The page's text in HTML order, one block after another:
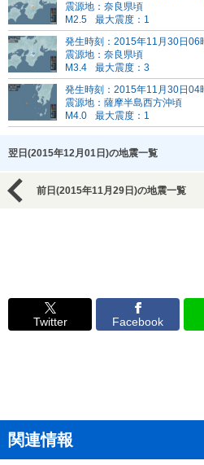
震源地：奈良県頃
M2.5
最大震度：1
発生時刻：2015年11月30日06
震源地：奈良県頃
M3.4
最大震度：3
発生時刻：2015年11月30日04
震源地：薩摩半島西方沖頃
M4.0
最大震度：1
翌日(2015年12月01日)の地震一覧
前日(2015年11月29日)の地震一覧
Twitter Facebook
関連情報